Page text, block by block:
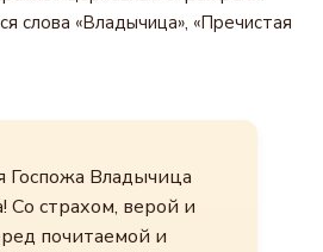
слова «Владычица», «Пречистая
Госпожа Владычица
Со страхом, верой и
почитаемой и